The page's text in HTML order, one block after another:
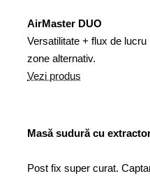
AirMaster DUO
Versatilitate + flux de
zone alternativ.
Vezi produs
Masă sudură cu
Post fix super curat.